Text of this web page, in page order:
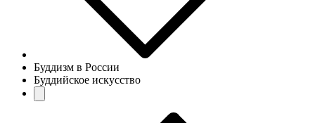
Буддизм в России
Буддийское искусство